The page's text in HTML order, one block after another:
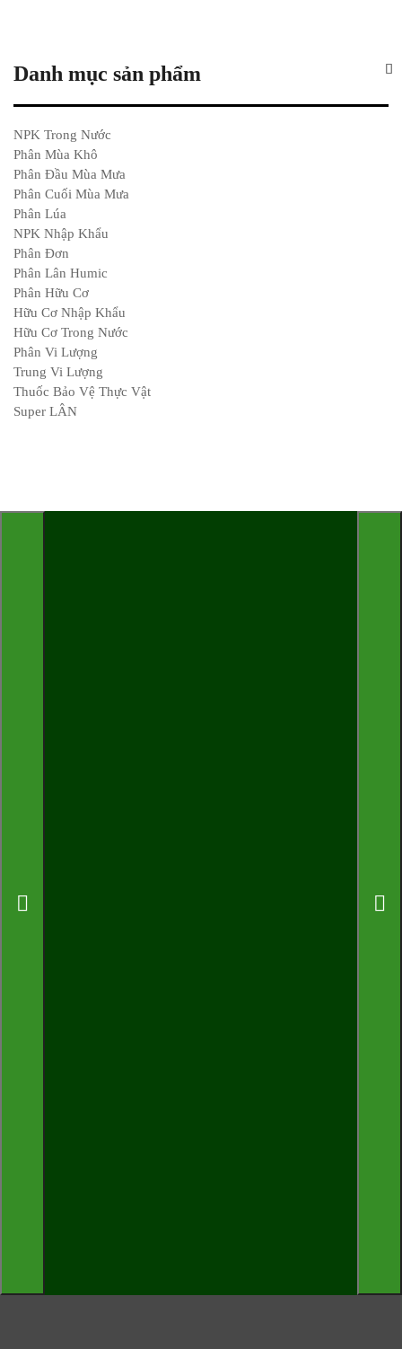
Danh mục sản phẩm
NPK Trong Nước
Phân Mùa Khô
Phân Đầu Mùa Mưa
Phân Cuối Mùa Mưa
Phân Lúa
NPK Nhập Khẩu
Phân Đơn
Phân Lân Humic
Phân Hữu Cơ
Hữu Cơ Nhập Khẩu
Hữu Cơ Trong Nước
Phân Vi Lượng
Trung Vi Lượng
Thuốc Bảo Vệ Thực Vật
Super LÂN